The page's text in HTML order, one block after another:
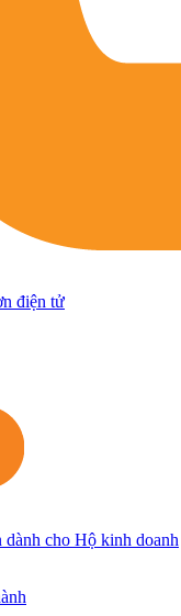
điện tử
dành cho Hộ kinh doanh